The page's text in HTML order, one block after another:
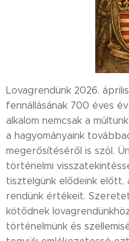
Lovagrendünk 2026.
fennállásának 700 éves
alkalom nemcsak a
a hagyományaink
megerősítéséről is szól.
történelmi
tisztelgünk elődeink előtt,
rendünk értékeit.
kötődnek
történelmünk és